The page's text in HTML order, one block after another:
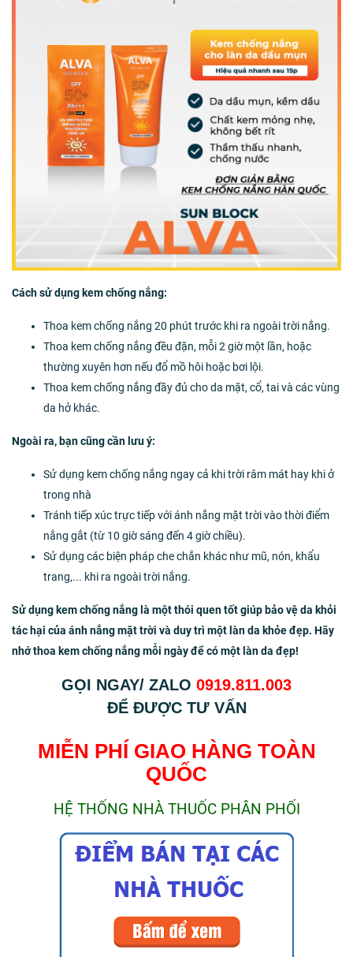
Cách sử dụng kem chống nắng:
Thoa kem chống nắng 20 phút trước khi ra ngoài trời nắng.
Thoa kem chống nắng đều đặn, mỗi 2 giờ một lần, hoặc
thường xuyên hơn nếu đổ mồ hôi hoặc bơi lội.
Thoa kem chống nắng đầy đủ cho da mặt, cổ, tai và các vùng
da hở khác.
Ngoài ra, bạn cũng cần lưu ý:
Sử dụng kem chống nắng ngay cả khi trời râm mát hay khi ở
trong nhà
Tránh tiếp xúc trực tiếp với ánh nắng mặt trời vào thời điểm
nắng gắt (từ 10 giờ sáng đến 4 giờ chiều).
Sử dụng các biện pháp che chắn khác như mũ, nón, khẩu
trang,... khi ra ngoài trời nắng.
Sử dụng kem chống nắng là một thói quen tốt giúp bảo vệ da khỏi
tác hại của ánh nắng mặt trời và duy trì một làn da khỏe đẹp. Hãy
nhớ thoa kem chống nắng mỗi ngày để có một làn da đẹp!
GỌI NGAY/ ZALO 0919.811.003
ĐỂ ĐƯỢC TƯ VẤN
MIỄN PHÍ GIAO HÀNG TOÀN
QUỐC
HỆ THỐNG NHÀ THUỐC PHÂN PHỐI